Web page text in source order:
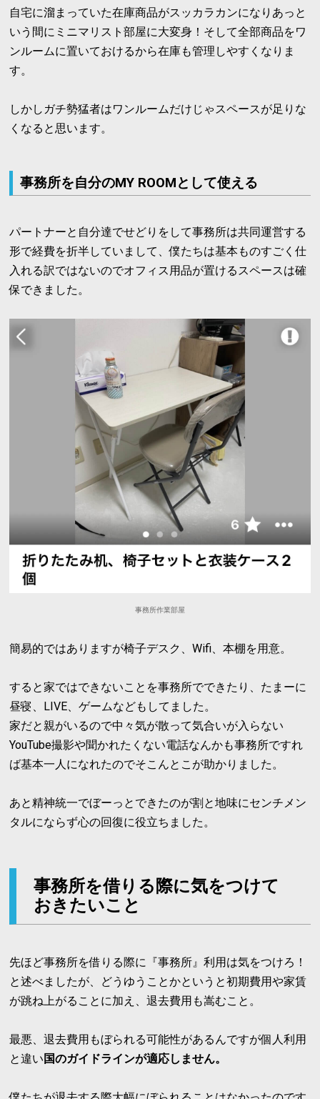
自宅に溜まっていた在庫商品がスッカラカンになりあっと
いう間にミニマリスト部屋に大変身！そして全部商品をワ
ンルームに置いておけるから在庫も管理しやすくなりま
す。
しかしガチ勢猛者はワンルームだけじゃスペースが足りな
くなると思います。
事務所を自分のMY ROOMとして使える
パートナーと自分達でせどりをして事務所は共同運営する
形で経費を折半していまして、僕たちは基本ものすごく仕
入れる訳ではないのでオフィス用品が置けるスペースは確
保できました。
事務所作業部屋
簡易的ではありますが椅子デスク、Wifi、本棚を用意。
すると家ではできないことを事務所でできたり、たまーに
昼寝、LIVE、ゲームなどもしてました。
家だと親がいるので中々気が散って気合いが入らない
YouTube撮影や聞かれたくない電話なんかも事務所ですれ
ば基本一人になれたのでそこんとこが助かりました。
あと精神統一でぼーっとできたのが割と地味にセンチメン
タルにならず心の回復に役立ちました。
事務所を借りる際に気をつけて
おきたいこと
先ほど事務所を借りる際に『事務所』利用は気をつけろ！
と述べましたが、どうゆうことかというと初期費用や家賃
が跳ね上がることに加え、退去費用も嵩むこと。
最悪、退去費用もぼられる可能性があるんですが個人利用
と違い 国のガイドラインが適応しません。